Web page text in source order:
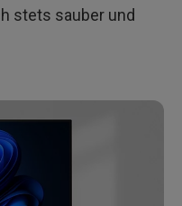
stets sauber und